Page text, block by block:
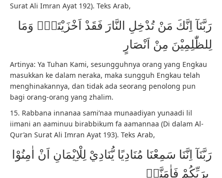
Surat Ali Imran Ayat 192). Teks Arab,
رَبَّنَآ اِنَّكَ مَنْ تُدْخِلِ النَّارَ فَقَدْ اَخْزَيْتَهٗۗ وَمَا
لِلظّٰلِمِيْنَ مِنْ اَنْصَارٍ
Artinya: Ya Tuhan Kami, sesungguhnya orang yang Engkau
masukkan ke dalam neraka, maka sungguh Engkau telah
menghinakannya, dan tidak ada seorang penolong pun
bagi orang-orang yang zhalim.
15. Rabbana innanaa sami’naa munaadiyan yunaadi lil
iimani an aaminuu birabbikum fa aamannaa (Di dalam Al-
Qur’an Surat Ali Imran Ayat 193). Teks Arab,
رَبَّنَآ اِنَّنَا سَمِعْنَا مُنَادِيًا يُّنَادِيْ لِلْاِيْمَانِ اَنْ اٰمِنُوْا